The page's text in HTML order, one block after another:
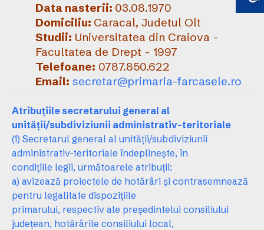
Data nasterii: 03.08.1970
Domiciliu: Caracal, Judetul Olt
Studii: Universitatea din Craiova -
Facultatea de Drept - 1997
Telefoane: 0787.850.622
Email: secretar@primaria-farcasele.ro
Atribuţiile secretarului general al
unităţii/subdiviziunii administrativ-teritoriale
(1) Secretarul general al unităţii/subdiviziunii
administrativ-teritoriale îndeplineşte, în
condiţiile legii, următoarele atribuţii:
a) avizează proiectele de hotărâri şi contrasemnează
pentru legalitate dispoziţiile
primarului, respectiv ale preşedintelui consiliului
judeţean, hotărârile consiliului local,